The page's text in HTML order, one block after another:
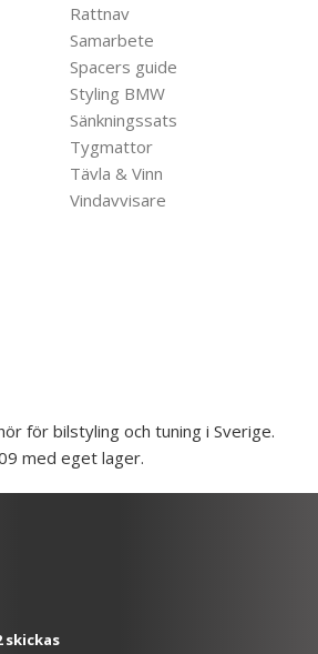
Rattnav
Samarbete
Spacers guide
Styling BMW
Sänkningssats
Tygmattor
Tävla & Vinn
Vindavvisare
för bilstyling och tuning i Sverige.
med eget lager.
skickas